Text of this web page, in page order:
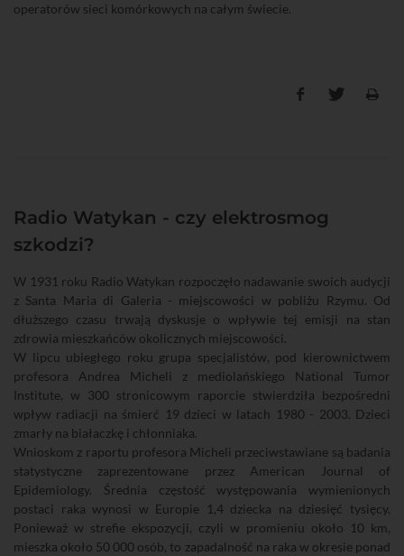
operatorów sieci komórkowych na całym świecie.
Radio Watykan - czy elektrosmog
szkodzi?
W 1931 roku Radio Watykan rozpoczęło nadawanie swoich audycji
z Santa Maria di Galeria - miejscowości w pobliżu Rzymu. Od
dłuższego czasu trwają dyskusje o wpływie tej emisji na stan
zdrowia mieszkańców okolicznych miejscowości.
W lipcu ubiegłego roku grupa specjalistów, pod kierownictwem
profesora Andrea Micheli z mediolańskiego National Tumor
Institute, w 300 stronicowym raporcie stwierdziła bezpośredni
wpływ radiacji na śmierć 19 dzieci w latach 1980 - 2003. Dzieci
zmarły na białaczkę i chłonniaka.
Wnioskom z raportu profesora Micheli przeciwstawiane są badania
statystyczne zaprezentowane przez American Journal of
Epidemiology. Średnia częstość występowania wymienionych
postaci raka wynosi w Europie 1,4 dziecka na dziesięć tysięcy.
Ponieważ w strefie ekspozycji, czyli w promieniu około 10 km,
mieszka około 50 000 osób, to zapadalność na raka w okresie ponad